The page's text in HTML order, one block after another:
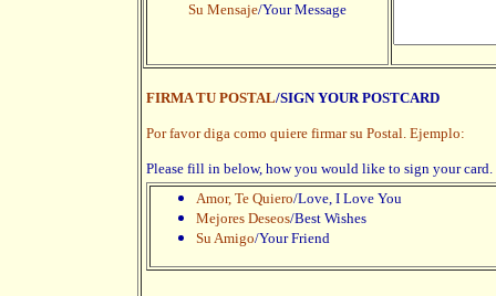
Su Mensaje/Your Message
FIRMA TU POSTAL/SIGN YOUR POSTCARD
Por favor diga como quiere firmar su Postal. Ejemplo:
Please fill in below, how you would like to sign your card.
Amor, Te Quiero/Love, I Love You
Mejores Deseos/Best Wishes
Su Amigo/Your Friend